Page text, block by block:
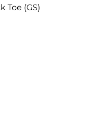
Toe (GS)